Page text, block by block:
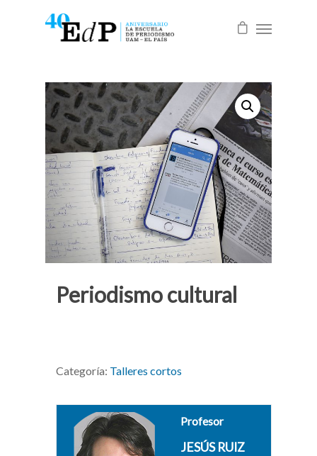
Periodismo cultural
Categoría: Talleres cortos
Profesor
JESÚS RUIZ